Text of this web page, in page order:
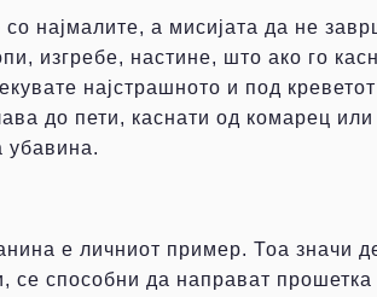
најмалите, а мисијата да не
изгребе, настине, што ако го
најстрашното и под
до пети, каснати од комарец
убавина.
е личниот пример. Тоа значи
способни да направат